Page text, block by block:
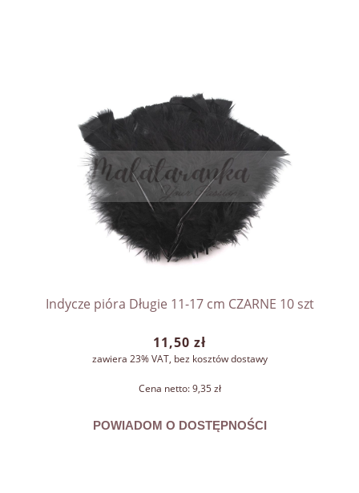
Indycze pióra Długie 11-17 cm CZARNE 10 szt
11,50 zł
zawiera 23% VAT, bez kosztów dostawy
Cena netto:9,35 zł
POWIADOM O DOSTĘPNOŚCI